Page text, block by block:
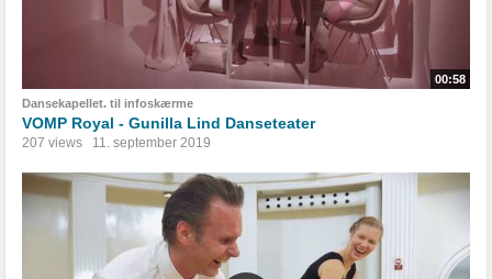
00:58
Dansekapellet. til infoskærme
VOMP Royal - Gunilla Lind Danseteater
207 views 11. september 2019